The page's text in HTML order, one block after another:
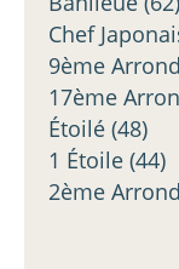
Chef
9ème
17ème
Étoilé (48)
1 Étoile (44)
2ème